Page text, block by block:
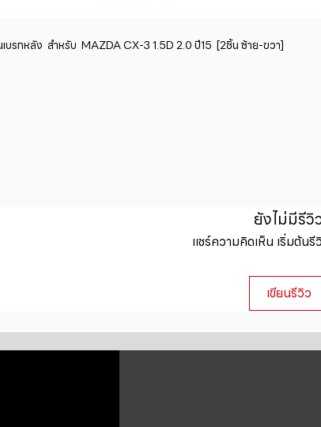
บรกหลัง  สำหรับ  MAZDA CX-3 1.5D 2.0 ปี15  [2ชิ้น ซ้าย-ขวา]
ยังไม่มีรีวิ
แชร์ความคิดเห็น เริ่มต้น
เขียนรีวิว